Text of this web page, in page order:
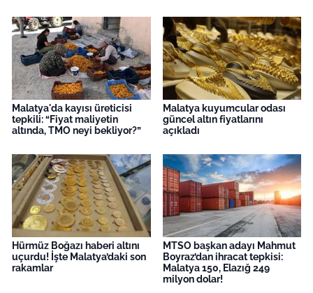
Malatya'da kayısı üreticisi
tepkili: “Fiyat maliyetin
altında, TMO neyi bekliyor?”
Malatya kuyumcular odası
güncel altın fiyatlarını
açıkladı
Hürmüz Boğazı haberi altını
uçurdu! İşte Malatya’daki son
rakamlar
MTSO başkan adayı Mahmut
Boyraz’dan ihracat tepkisi:
Malatya 150, Elazığ 249
milyon dolar!